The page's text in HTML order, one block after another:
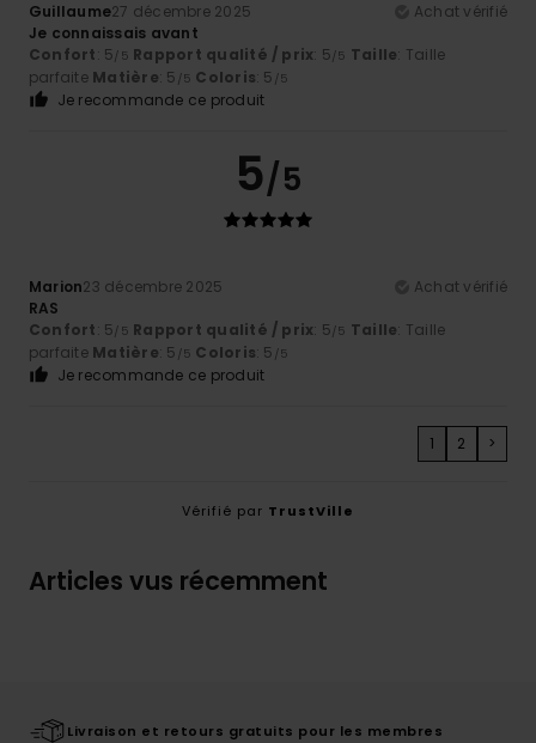
Guillaume27 décembre 2025
Achat vérifié
Je connaissais avant
Confort: 5/5 Rapport qualité / prix: 5/5 Taille: Taille
parfaite Matière: 5 /5 Coloris: 5 /5
Je recommande ce produit
5/5
Marion23 décembre 2025
Achat vérifié
RAS
Confort: 5/5 Rapport qualité / prix: 5/5 Taille: Taille
parfaite Matière: 5 /5 Coloris: 5 /5
Je recommande ce produit
1 2 >
Vérifié par TrustVille
Articles vus récemment
Livraison et retours gratuits pour les membres